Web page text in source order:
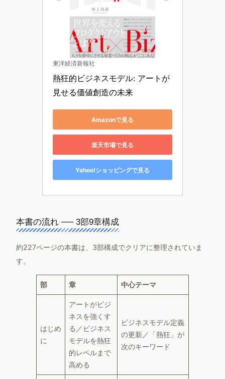
東洋経済新報社
熱狂的ビジネスモデル: アートが
見せる価値創造の未来
Amazonで見る
楽天市場で見る
Yahoo!ショッピングで見る
本書の流れ ── 3部9章構成
約227ページの本書は、3部構成でクリアに整理されていま
す。
部 章 中心テーマ
はじめ
に
アートがビジ
ネスを強くす
る／ビジネス
モデルを熱狂
的レベルまで
高める
ビジネスモデル定義
の更新／「熱狂」が
次のキーワード